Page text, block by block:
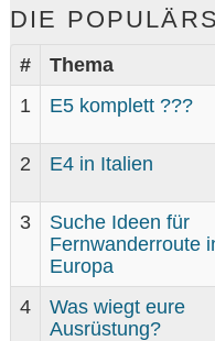
DIE
# Thema
1
E5 komplett ???
2 E4 in Italien
3
Suche Ideen für
Fernwanderroute
Europa
4
Was wiegt eure
Ausrüstung?